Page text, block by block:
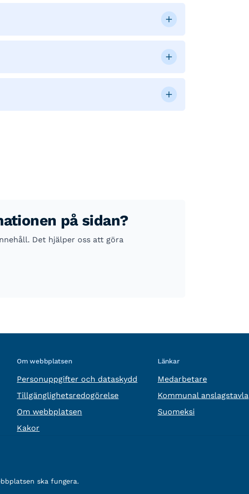
på sidan?
Det hjälper oss att göra
Om webbplatsen
Personuppgifter och dataskydd
Tillgänglighetsredogörelse
Om webbplatsen
Kakor
Länkar
Medarbetare
Kommunal anslagstavla
Suomeksi
ska fungera.